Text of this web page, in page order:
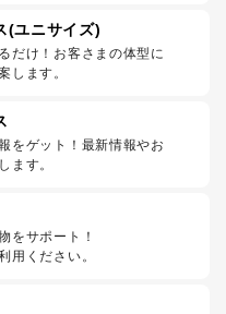
(ユニサイズ)
だけ！お客さまの体型に
します。
をゲット！最新情報やお
ます。
をサポート！
用ください。